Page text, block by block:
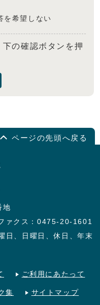
を希望しない
の確認ボタンを押
ページの先頭へ戻る
地
ァクス：0475-20-1601
日、日曜日、休日、年末
ご利用にあたって
集 サイトマップ